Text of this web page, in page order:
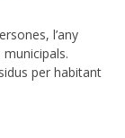
l’any
per habitant